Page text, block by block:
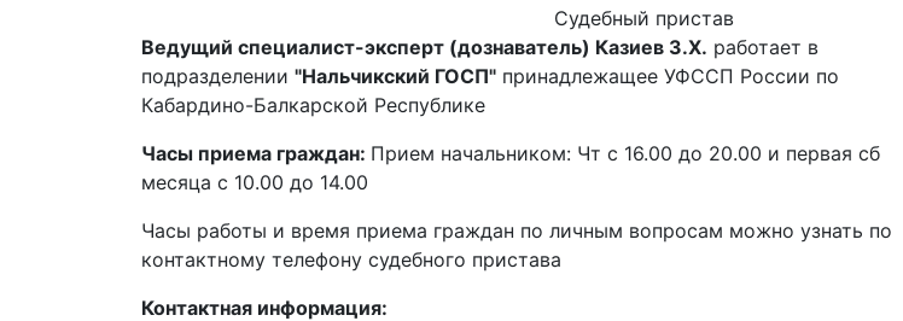
Судебный пристав
Ведущий специалист-эксперт (дознаватель) Казиев З.Х. работает в
подразделении "Нальчикский ГОСП" принадлежащее УФССП России по
Кабардино-Балкарской Республике
Часы приема граждан: Прием начальником: Чт с 16.00 до 20.00 и первая сб
месяца с 10.00 до 14.00
Часы работы и время приема граждан по личным вопросам можно узнать по
контактному телефону судебного пристава
Контактная информация: